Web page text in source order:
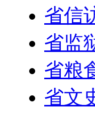
省信
省监
省粮
省文